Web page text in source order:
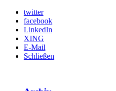
twitter
facebook
LinkedIn
XING
E-Mail
Schließen